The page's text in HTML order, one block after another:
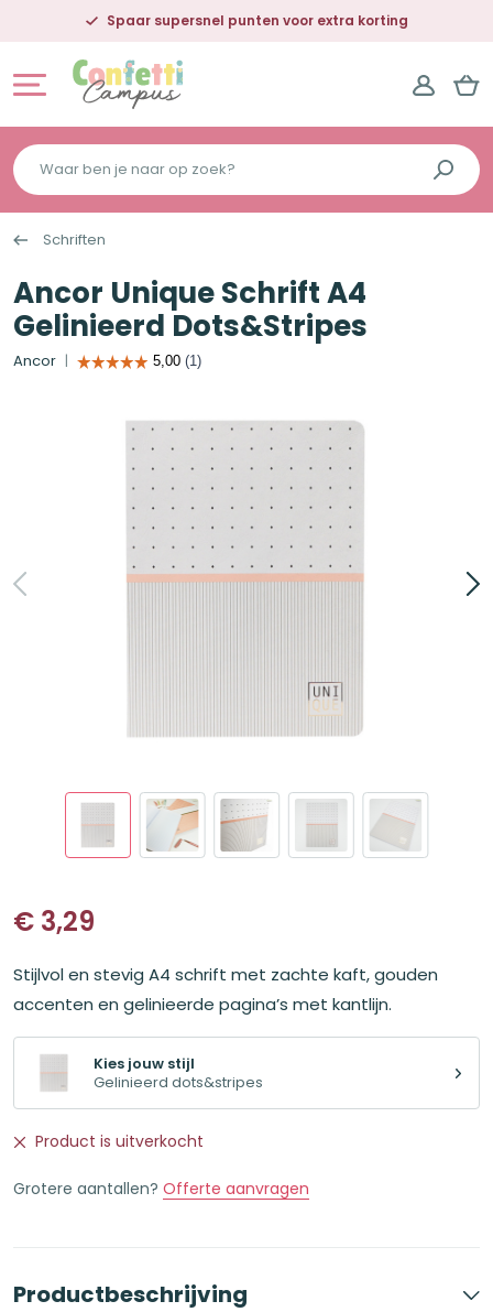
Spaar supersnel punten voor extra korting
Waar
ben
je
naar
op
zoek?
Schriften
Ancor Unique Schrift A4
Gelinieerd Dots&Stripes
Ancor
€ 3,29
Stijlvol en stevig A4 schrift met zachte kaft, gouden
accenten en gelinieerde pagina’s met kantlijn.
Kies jouw stijl
Gelinieerd dots&stripes
Product is uitverkocht
Grotere aantallen? Offerte aanvragen
Productbeschrijving